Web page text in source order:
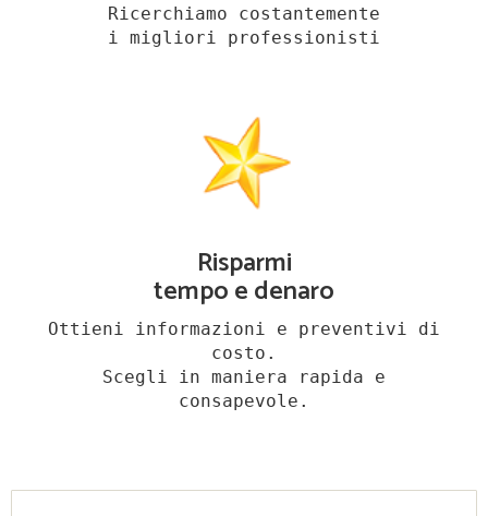
Ricerchiamo costantemente
i migliori professionisti
Risparmi
tempo e denaro
Ottieni informazioni e preventivi di
costo.
Scegli in maniera rapida e
consapevole.